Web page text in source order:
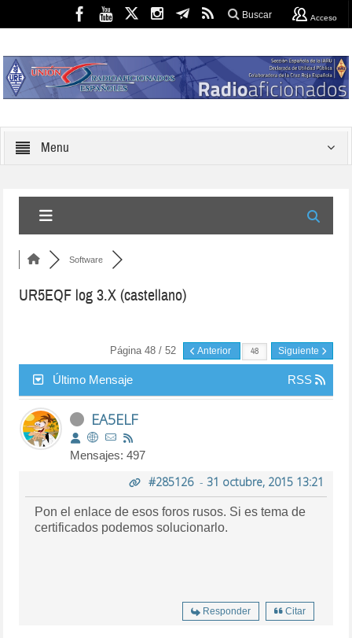
Buscar Acceso
Menu
Software
UR5EQF log 3.X (castellano)
Página 48 / 52 Anterior Siguiente
Último Mensaje RSS
EA5ELF
Mensajes: 497
#285126- 31 octubre, 2015 13:21
Pon el enlace de esos foros rusos. Si es tema de
certificados podemos solucionarlo.
Responder Citar